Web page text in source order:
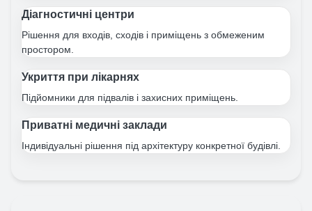
Діагностичні центри
Рішення для входів, сходів і приміщень з обмеженим
простором.
Укриття при лікарнях
Підйомники для підвалів і захисних приміщень.
Приватні медичні заклади
Індивідуальні рішення під архітектуру конкретної будівлі.